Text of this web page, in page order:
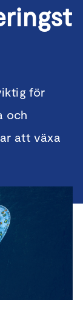
för
och
att växa